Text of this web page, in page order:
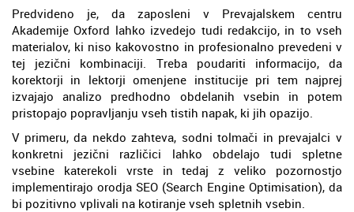
Predvideno je, da zaposleni v Prevajalskem centru
Akademije Oxford lahko izvedejo tudi redakcijo, in to vseh
materialov, ki niso kakovostno in profesionalno prevedeni v
tej jezični kombinaciji. Treba poudariti informacijo, da
korektorji in lektorji omenjene institucije pri tem najprej
izvajajo analizo predhodno obdelanih vsebin in potem
pristopajo popravljanju vseh tistih napak, ki jih opazijo.
V primeru, da nekdo zahteva, sodni tolmači in prevajalci v
konkretni jezični različici lahko obdelajo tudi spletne
vsebine katerekoli vrste in tedaj z veliko pozornostjo
implementirajo orodja SEO (Search Engine Optimisation), da
bi pozitivno vplivali na kotiranje vseh spletnih vsebin.